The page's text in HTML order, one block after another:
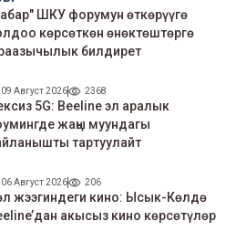
ШКУ форумун өткөрүүгө
көрсөткөн өнөктөштөргө
билдирет
09 Август 2026 2368
5G: Beeline эл аралык
жаңы муундагы
тартуулайт
06 Август 2026 206
жээгиндеги кино: Ысык-Көлдө
акысыз кино көрсөтүлөр